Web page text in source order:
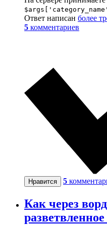
Ответ написан более
5 комментариев
Нравится 5
Как через